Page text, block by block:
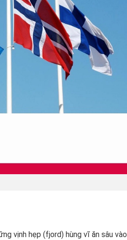
vịnh hẹp (fjord) hùng vĩ ăn sâu vào